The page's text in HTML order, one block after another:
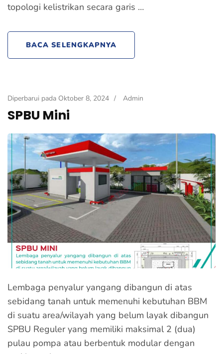
topologi kelistrikan secara garis …
BACA SELENGKAPNYA
Diperbarui pada Oktober 8, 2024 / Admin
SPBU Mini
Lembaga penyalur yangang dibangun di atas
sebidang tanah untuk memenuhi kebutuhan BBM
di suatu area/wilayah yang belum layak dibangun
SPBU Reguler yang memiliki maksimal 2 (dua)
pulau pompa atau berbentuk modular dengan